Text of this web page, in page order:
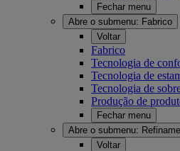
Fechar menu
Abre o submenu: Fabrico
Voltar
Fabrico
Tecnologia de
Tecnologia de
Tecnologia de
Produção de
Fechar menu
Abre o submenu:
Voltar